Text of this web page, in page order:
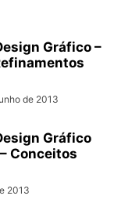
Gráfico –
de 2013
Gráfico
Conceitos
2013